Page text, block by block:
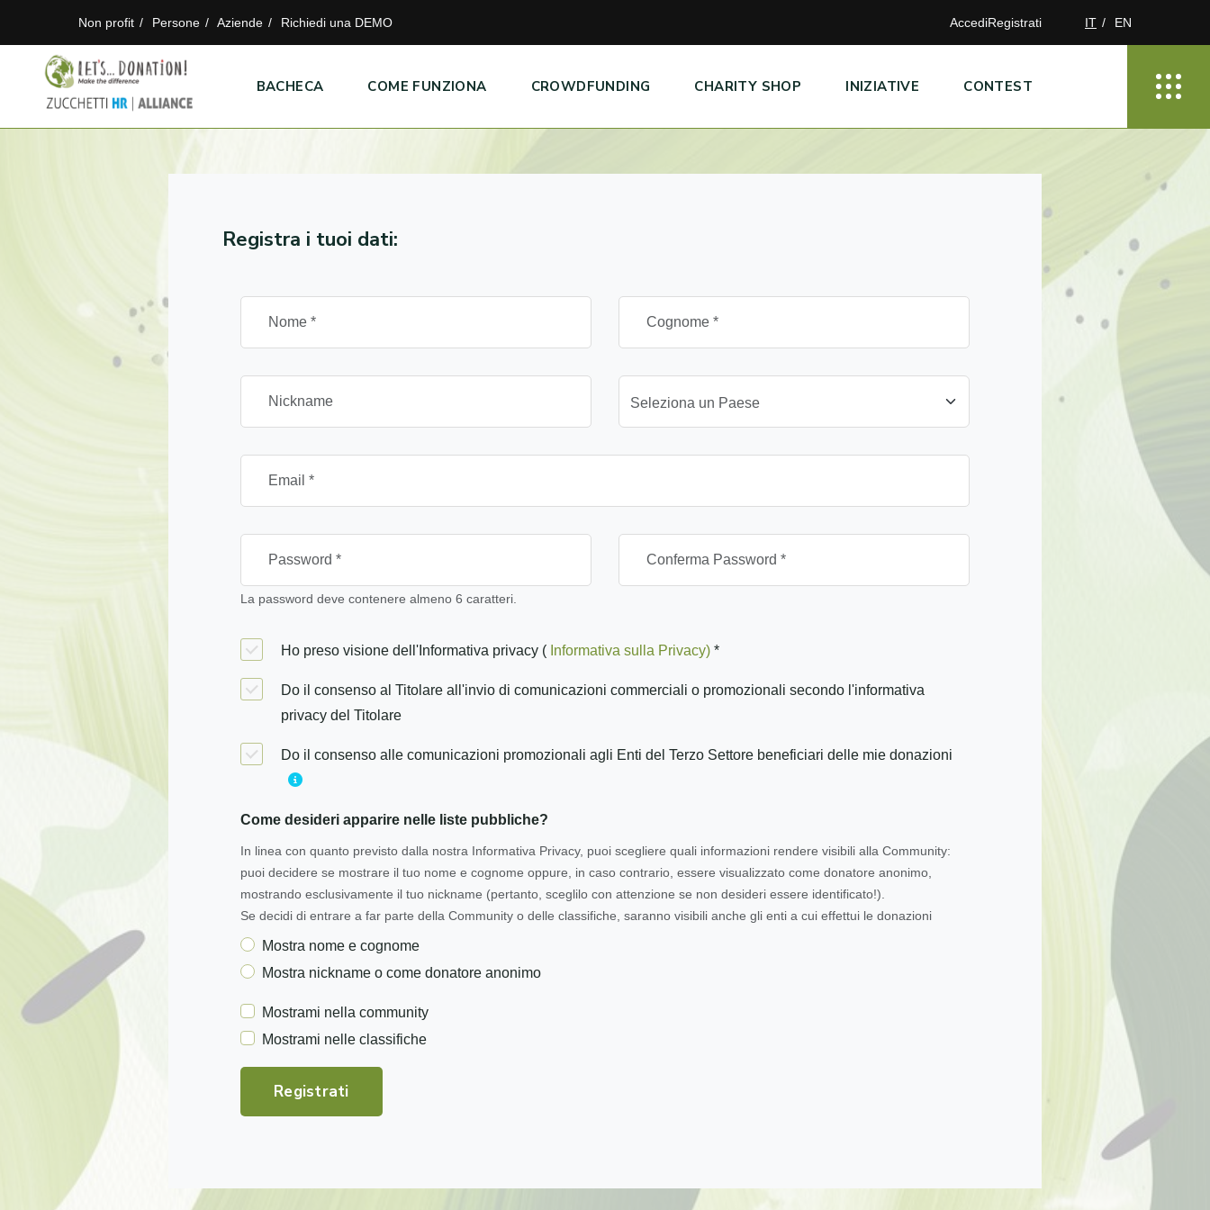
Non profit Persone Aziende Richiedi una DEMO AccediRegistrati IT EN
BACHECA COME FUNZIONA CROWDFUNDING CHARITY SHOP INIZIATIVE CONTEST
Registra i tuoi dati:
Seleziona un Paese
La password deve contenere almeno 6 caratteri.
Ho preso visione dell'Informativa privacy ( Informativa sulla Privacy) *
Do il consenso al Titolare all'invio di comunicazioni commerciali o promozionali secondo l'informativa
privacy del Titolare
Do il consenso alle comunicazioni promozionali agli Enti del Terzo Settore beneficiari delle mie donazioni
Come desideri apparire nelle liste pubbliche?
In linea con quanto previsto dalla nostra Informativa Privacy, puoi scegliere quali informazioni rendere visibili alla Community:
puoi decidere se mostrare il tuo nome e cognome oppure, in caso contrario, essere visualizzato come donatore anonimo,
mostrando esclusivamente il tuo nickname (pertanto, sceglilo con attenzione se non desideri essere identificato!).
Se decidi di entrare a far parte della Community o delle classifiche, saranno visibili anche gli enti a cui effettui le donazioni
Mostra nome e cognome
Mostra nickname o come donatore anonimo
Mostrami nella community
Mostrami nelle classifiche
Registrati